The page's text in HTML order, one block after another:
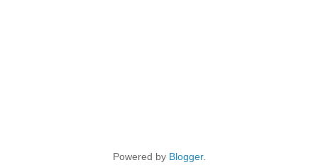
Powered by Blogger.